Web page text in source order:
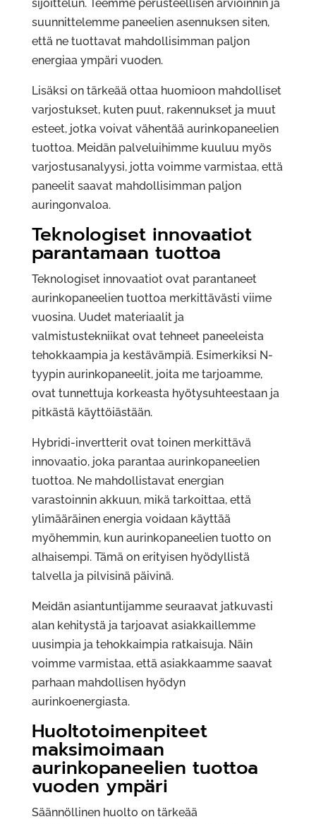
sijoittelun. Teemme perusteellisen arvioinnin ja
suunnittelemme paneelien asennuksen siten,
että ne tuottavat mahdollisimman paljon
energiaa ympäri vuoden.
Lisäksi on tärkeää ottaa huomioon mahdolliset
varjostukset, kuten puut, rakennukset ja muut
esteet, jotka voivat vähentää aurinkopaneelien
tuottoa. Meidän palveluihimme kuuluu myös
varjostusanalyysi, jotta voimme varmistaa, että
paneelit saavat mahdollisimman paljon
auringonvaloa.
Teknologiset innovaatiot
parantamaan tuottoa
Teknologiset innovaatiot ovat parantaneet
aurinkopaneelien tuottoa merkittävästi viime
vuosina. Uudet materiaalit ja
valmistustekniikat ovat tehneet paneeleista
tehokkaampia ja kestävämpiä. Esimerkiksi N-
tyypin aurinkopaneelit, joita me tarjoamme,
ovat tunnettuja korkeasta hyötysuhteestaan ja
pitkästä käyttöiästään.
Hybridi-invertterit ovat toinen merkittävä
innovaatio, joka parantaa aurinkopaneelien
tuottoa. Ne mahdollistavat energian
varastoinnin akkuun, mikä tarkoittaa, että
ylimääräinen energia voidaan käyttää
myöhemmin, kun aurinkopaneelien tuotto on
alhaisempi. Tämä on erityisen hyödyllistä
talvella ja pilvisinä päivinä.
Meidän asiantuntijamme seuraavat jatkuvasti
alan kehitystä ja tarjoavat asiakkaillemme
uusimpia ja tehokkaimpia ratkaisuja. Näin
voimme varmistaa, että asiakkaamme saavat
parhaan mahdollisen hyödyn
aurinkoenergiasta.
Huoltotoimenpiteet
maksimoimaan
aurinkopaneelien tuottoa
vuoden ympäri
Säännöllinen huolto on tärkeää